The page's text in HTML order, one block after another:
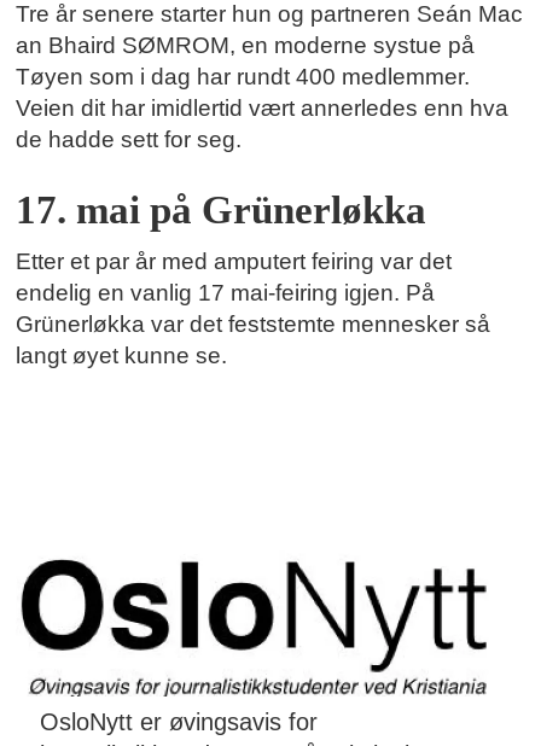
Tre år senere starter hun og partneren Seán Mac
an Bhaird SØMROM, en moderne systue på
Tøyen som i dag har rundt 400 medlemmer.
Veien dit har imidlertid vært annerledes enn hva
de hadde sett for seg.
17. mai på Grünerløkka
Etter et par år med amputert feiring var det
endelig en vanlig 17 mai-feiring igjen. På
Grünerløkka var det feststemte mennesker så
langt øyet kunne se.
OsloNytt er øvingsavis for